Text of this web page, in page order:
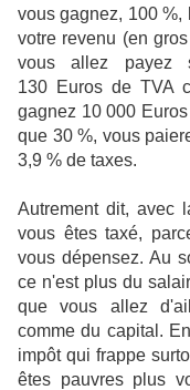
vous gagnez, 100 %,
votre revenu (en
vous allez payez
130 Euros de TVA
gagnez 10 000
que 30 %, vous
3,9 % de taxes.
Autrement dit, avec
vous êtes taxé,
vous dépensez. Au
ce n'est plus du
que vous allez
comme du capital.
impôt qui frappe
êtes pauvres plus